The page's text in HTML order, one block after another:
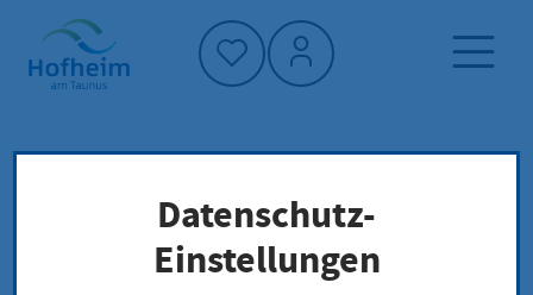
Startseite"
Dienstleistung-Finder
Lokale Anliegen
Lagergenehmigung nach Sprengstoffrecht
Datenschutz-
Einstellungen